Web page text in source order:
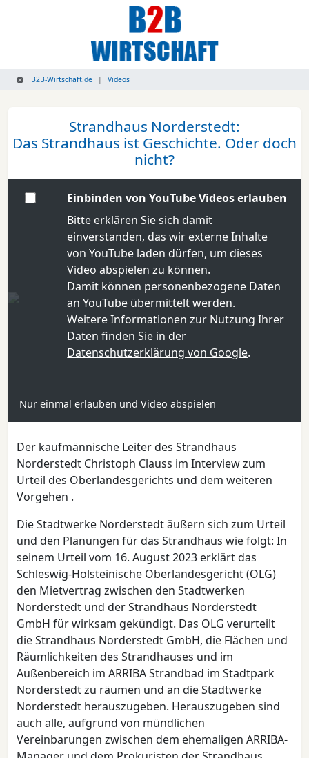
B2B-Wirtschaft.de Videos
Strandhaus Norderstedt:
Das Strandhaus ist Geschichte. Oder doch
nicht?
Einbinden von YouTube Videos erlauben
Bitte erklären Sie sich damit
einverstanden, das wir externe Inhalte
von YouTube laden dürfen, um dieses
Video abspielen zu können.
Damit können personenbezogene Daten
an YouTube übermittelt werden.
Weitere Informationen zur Nutzung Ihrer
Daten finden Sie in der
Datenschutzerklärung von Google.
Nur einmal erlauben und Video abspielen
Der kaufmännische Leiter des Strandhaus
Norderstedt Christoph Clauss im Interview zum
Urteil des Oberlandesgerichts und dem weiteren
Vorgehen .
Die Stadtwerke Norderstedt äußern sich zum Urteil
und den Planungen für das Strandhaus wie folgt: In
seinem Urteil vom 16. August 2023 erklärt das
Schleswig-Holsteinische Oberlandesgericht (OLG)
den Mietvertrag zwischen den Stadtwerken
Norderstedt und der Strandhaus Norderstedt
GmbH für wirksam gekündigt. Das OLG verurteilt
die Strandhaus Norderstedt GmbH, die Flächen und
Räumlichkeiten des Strandhauses und im
Außenbereich im ARRIBA Strandbad im Stadtpark
Norderstedt zu räumen und an die Stadtwerke
Norderstedt herauszugeben. Herauszugeben sind
auch alle, aufgrund von mündlichen
Vereinbarungen zwischen dem ehemaligen ARRIBA-